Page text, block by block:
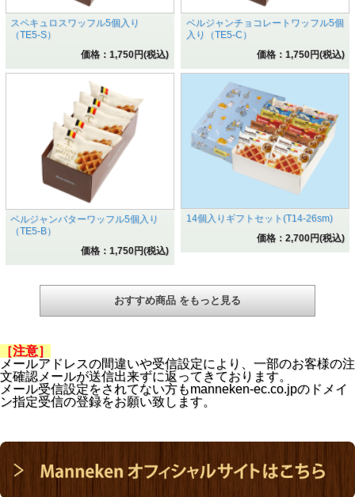
スペキュロスワッフル5個入り
（TE5-S）
価格：1,750円(税込)
ベルジャンチョコレートワッフル5個
入り（TE5-C）
価格：1,750円(税込)
ベルジャンバターワッフル5個入り
（TE5-B）
価格：1,750円(税込)
14個入りギフトセット(T14-26sm)
価格：2,700円(税込)
おすすめ商品 をもっと見る
［注意］
メールアドレスの間違いや受信設定により、一部のお客様の注
文確認メールが送信出来ずに返ってきております。
メール受信設定をされてない方もmanneken-ec.co.jpの ドメイ
ン指定受信の登録をお願い致します。